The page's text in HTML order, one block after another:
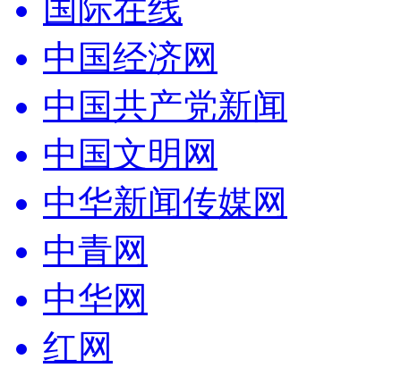
国际在线
中国经济网
中国共产党新闻
中国文明网
中华新闻传媒网
中青网
中华网
红网